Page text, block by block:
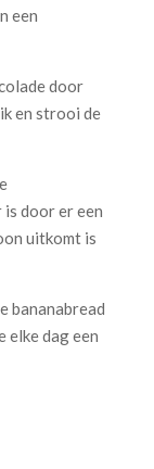
een
door
en strooi de
door er een
uitkomt is
bananabread
elke dag een